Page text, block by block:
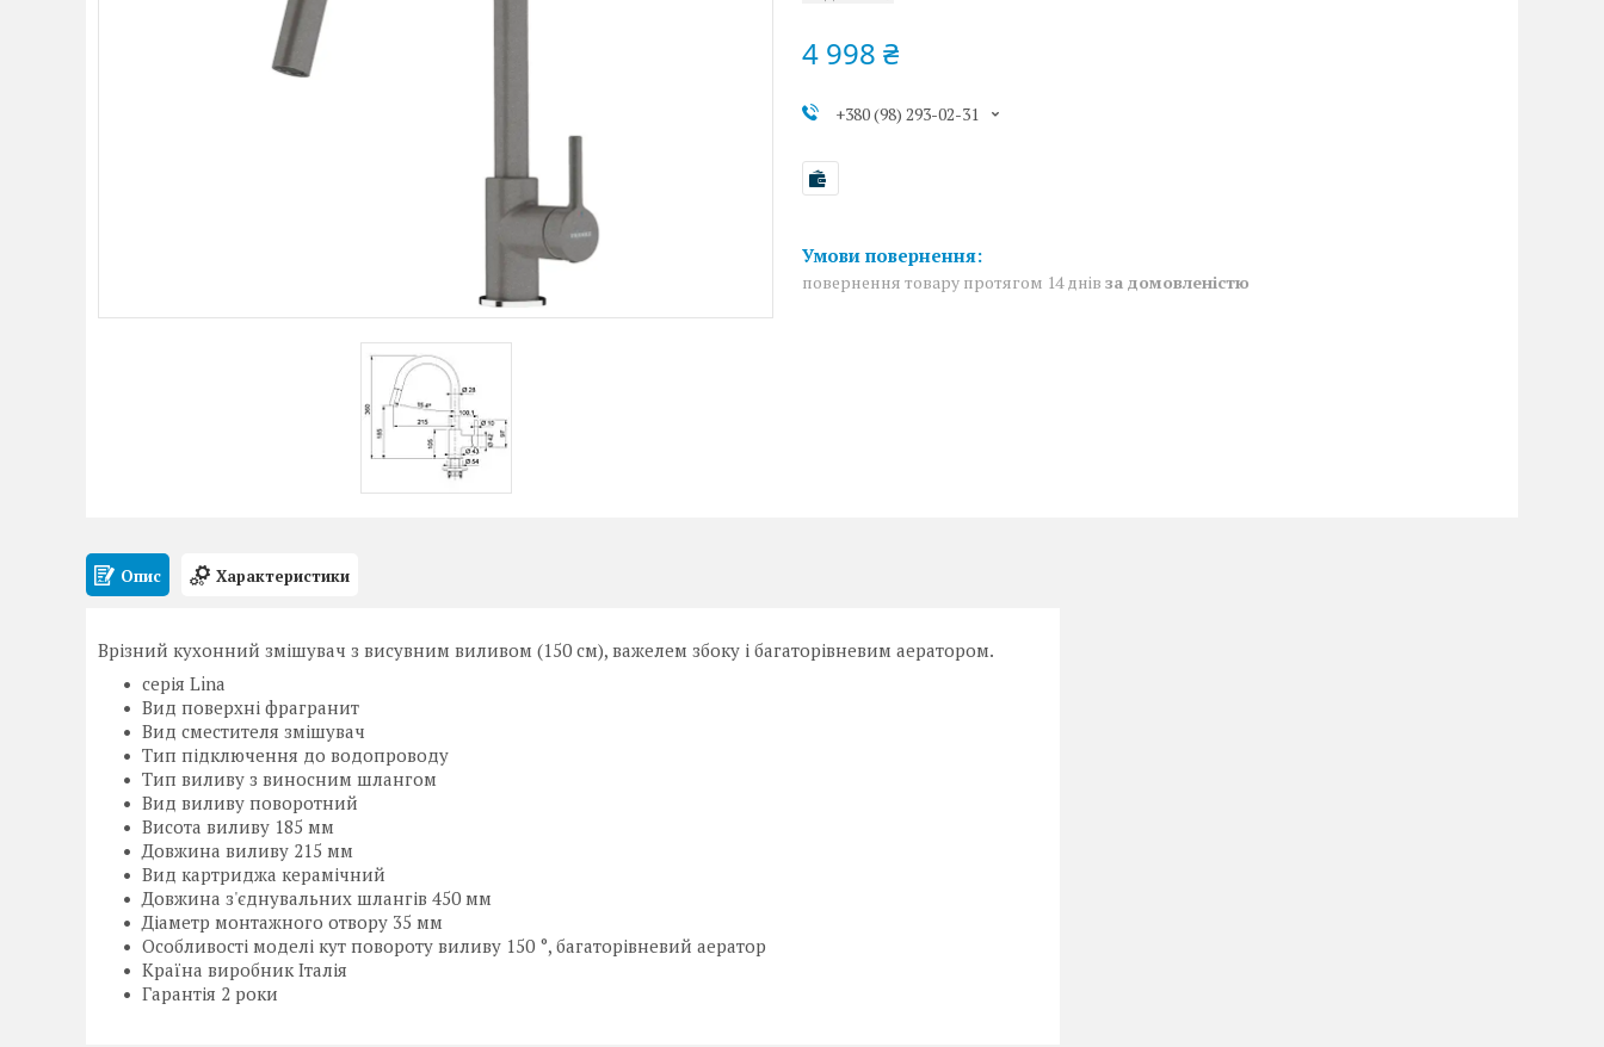
4 998 ₴
+380 (98) 293-02-31
повернення товару протягом 14 днів за домовленістю
Опис Характеристики
Врізний кухонний змішувач з висувним виливом (150 см), важелем збоку і багаторівневим аератором.
серія Lina
Вид поверхні фрагранит
Вид сместителя змішувач
Тип підключення до водопроводу
Тип виливу з виносним шлангом
Вид виливу поворотний
Висота виливу 185 мм
Довжина виливу 215 мм
Вид картриджа керамічний
Довжина з'єднувальних шлангів 450 мм
Діаметр монтажного отвору 35 мм
Особливості моделі кут повороту виливу 150 °, багаторівневий аератор
Країна виробник Італія
Гарантія 2 роки